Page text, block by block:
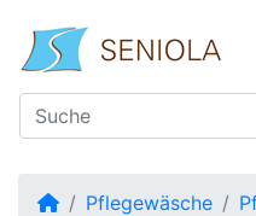
Startseite
Pflegewäsche